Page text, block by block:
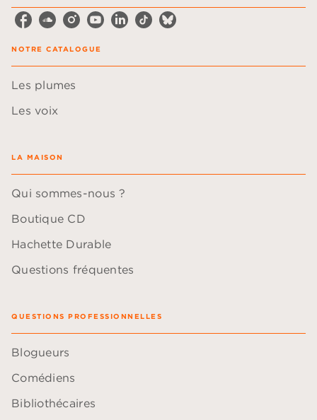
NOTRE CATALOGUE
Les plumes
Les voix
LA MAISON
Qui sommes-nous ?
Boutique CD
Hachette Durable
Questions fréquentes
QUESTIONS PROFESSIONNELLES
Blogueurs
Comédiens
Bibliothécaires